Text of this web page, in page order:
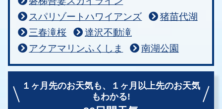
スパリゾートハワイアンズ
猪苗代湖
三春滝桜
達沢不動滝
アクアマリンふくしま
南湖公園
１ヶ月先のお天気も、
１ヶ月以上先のお天気
もわかる!